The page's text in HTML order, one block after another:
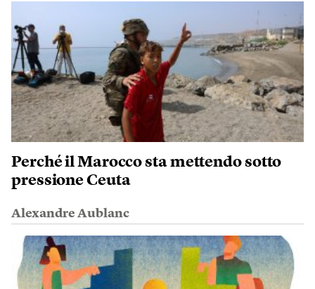
Perché il Marocco sta mettendo sotto
pressione Ceuta
Alexandre Aublanc